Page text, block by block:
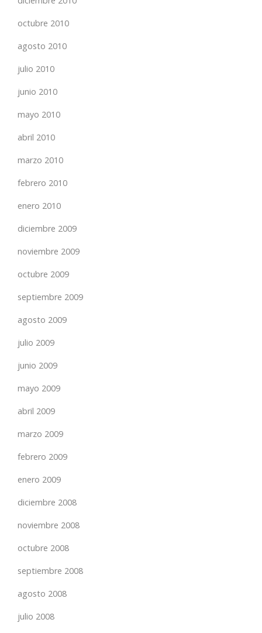
octubre 2010
agosto 2010
julio 2010
junio 2010
mayo 2010
abril 2010
marzo 2010
febrero 2010
enero 2010
diciembre 2009
noviembre 2009
octubre 2009
septiembre 2009
agosto 2009
julio 2009
junio 2009
mayo 2009
abril 2009
marzo 2009
febrero 2009
enero 2009
diciembre 2008
noviembre 2008
octubre 2008
septiembre 2008
agosto 2008
julio 2008